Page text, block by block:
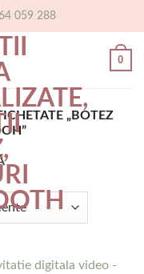
059 288
0
„BOTEZ